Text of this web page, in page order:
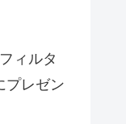
ィルタ
プレゼン